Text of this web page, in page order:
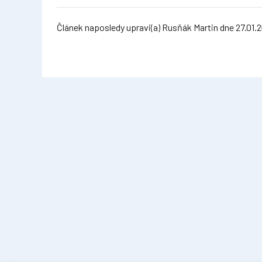
Článek naposledy upravi(a) Rusňák Martin dne